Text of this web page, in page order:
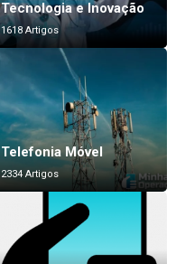
Tecnologia e Inovação
1618 Artigos
Telefonia Móvel
2334 Artigos